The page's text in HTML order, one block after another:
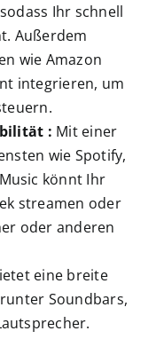
Ihr schnell
Außerdem
wie Amazon
integrieren, um
: Mit einer
wie Spotify,
könnt Ihr
streamen oder
oder anderen
eine breite
Soundbars,